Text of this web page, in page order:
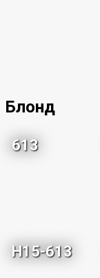
Блонд
613
H15-613